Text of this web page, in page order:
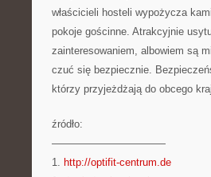
właścicieli hosteli wypożycza
pokoje gościnne. Atrakcyjnie
zainteresowaniem, albowiem są
czuć się bezpiecznie.
którzy przyjeżdżają do obcego
źródło:
———————————
1. http://optifit-centrum.de